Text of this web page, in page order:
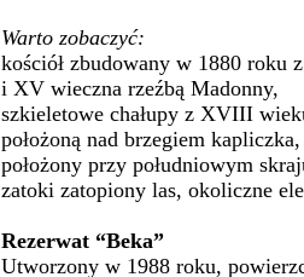
Warto zobaczyć:
kościół zbudowany w 1880
i XV wieczna rzeźbą Madonny,
szkieletowe chałupy z XVIII
położoną nad brzegiem kapliczka,
położony przy południowym
zatoki zatopiony las, okoliczne
Rezerwat “Beka”
Utworzony w 1988 roku,